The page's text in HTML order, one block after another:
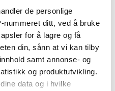
de personlige
nummeret ditt, ved å bruke
for å lagre og få
din, sånn at vi kan tilby
samt annonse- og
og produktutvikling.
data og i hvilke
valget allerede. Oslo
sykehjem i
at det er fullt mulig.
valg for å komme dit,